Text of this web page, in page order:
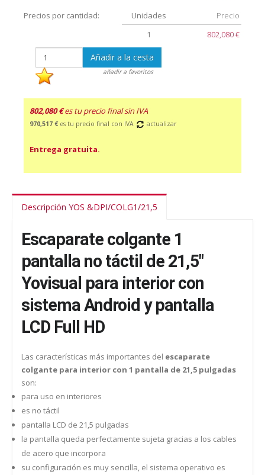
Precios por cantidad:
Unidades
Precio
1
802,080 €
Añadir a la cesta
añadir a favoritos
802,080 € es tu precio final sin IVA
970,517 € es tu precio final con IVA actualizar
Entrega gratuita.
Descripción YOS &DPI/COLG1/21,5
Escaparate colgante 1
pantalla no táctil de 21,5"
Yovisual para interior con
sistema Android y pantalla
LCD Full HD
Las características más importantes del escaparate
colgante para interior con 1 pantalla de 21,5 pulgadas
son:
para uso en interiores
es no táctil
pantalla LCD de 21,5 pulgadas
la pantalla queda perfectamente sujeta gracias a los cables
de acero que incorpora
su configuración es muy sencilla, el sistema operativo es